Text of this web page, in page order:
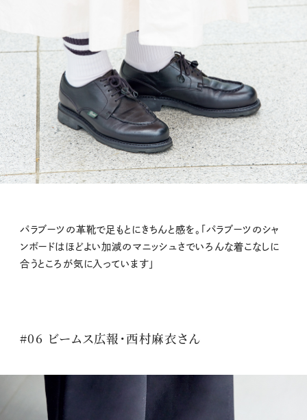
パラブーツの革靴で足もとにきちんと感を。「パラブーツのシャ
ンボードはほどよい加減のマニッシュさでいろんな着こなしに
合うところが気に入っています」
#06 ビームス広報・西村麻衣さん